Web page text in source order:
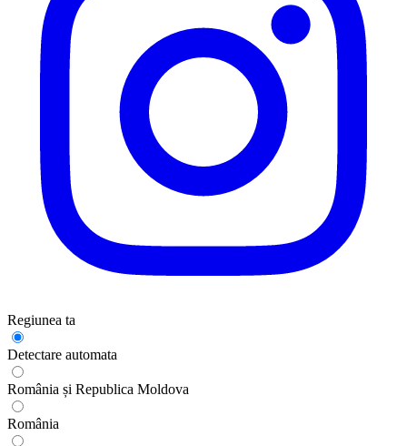
Regiunea ta
Detectare automata
România și Republica Moldova
România